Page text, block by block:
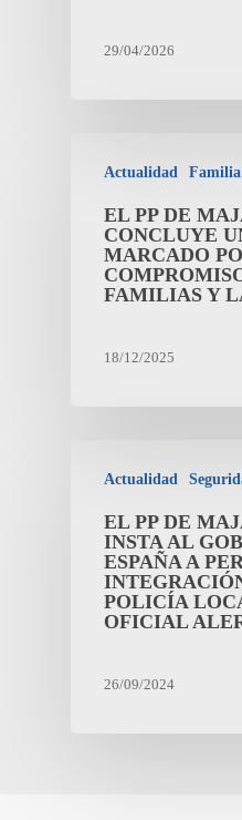
29/04/2026
Actualidad Familia
EL PP DE
CONCLUYE
MARCADO
FAMILIAS Y
18/12/2025
Actualidad
EL PP DE
INSTA AL
ESPAÑA A
POLICÍA
OFICIAL
26/09/2024